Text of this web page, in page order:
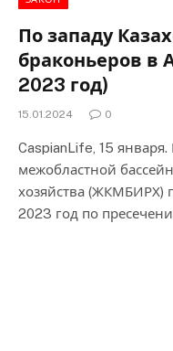
По западу
браконьеров в
2023 год)
15.01.2024 0
CaspianLife, 15
межобластной
хозяйства (ЖКМБИРХ)
2023 год по